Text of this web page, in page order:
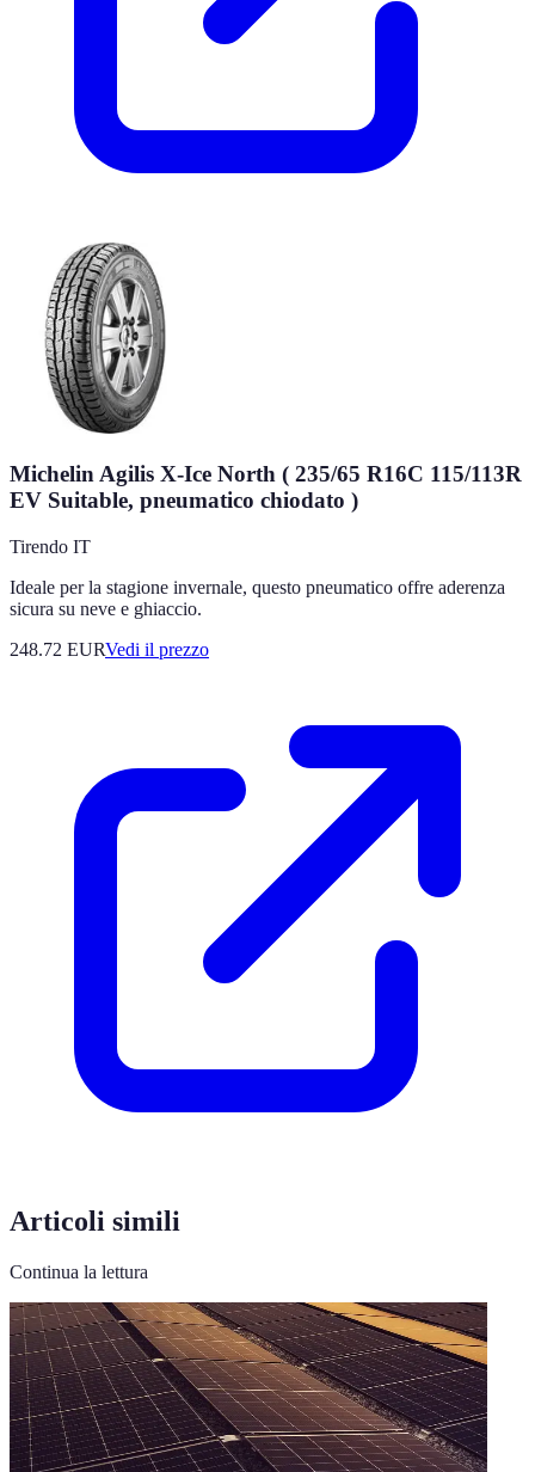
Michelin Agilis X-Ice North ( 235/65 R16C 115/113R
EV Suitable, pneumatico chiodato )
Tirendo IT
Ideale per la stagione invernale, questo pneumatico offre aderenza
sicura su neve e ghiaccio.
248.72 EURVedi il prezzo
Articoli simili
Continua la lettura